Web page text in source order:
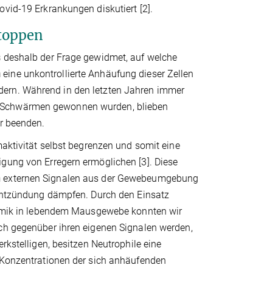
19 Erkrankungen diskutiert [2].
der Frage gewidmet, auf welche
unkontrollierte Anhäufung dieser Zellen
Während in den letzten Jahren immer
gewonnen wurden, blieben
beenden.
selbst begrenzen und somit eine
von Erregern ermöglichen [3]. Diese
Signalen aus der Gewebeumgebung
dämpfen. Durch den Einsatz
in lebendem Mausgewebe konnten wir
gegenüber ihren eigenen Signalen werden,
besitzen Neutrophile eine
der sich anhäufenden